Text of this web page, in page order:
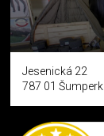
Jesenická 22
787 01 Šumperk